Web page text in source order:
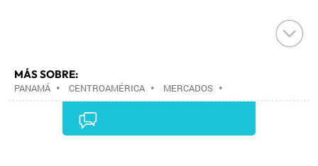
MÁS SOBRE:
PANAMÁ • CENTROAMÉRICA • MERCADOS •
ESTABLECIMIENTOS COMERCIALES•
LATINOAMÉRICA•
•